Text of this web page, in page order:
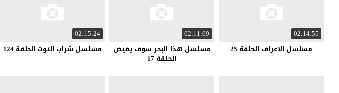
02:14:55
مسلسل الاعراف الحلقة 25
02:11:09
مسلسل هذا البحر سوف يفيض
الحلقة 17
02:15:24
مسلسل شراب التوت الحلقة 124